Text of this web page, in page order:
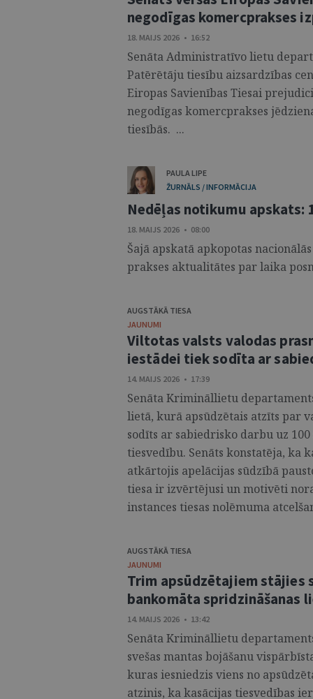
negodīgas komercprakses
18. MAIJS 2026 • 16:52
Senāta Administratīvo lietu
Patērētāju tiesību aizsardzības
Eiropas Savienības Tiesai
negodīgas komercprakses
tiesībās. ...
PAULA LIPE
ŽURNĀLS / INFORMĀCIJA
Nedēļas notikumu apskats:
18. MAIJS 2026 • 08:00
Šajā apskatā apkopotas
prakses aktualitātes par laika
AUGSTĀKĀ TIESA
JAUNUMI
Viltotas valsts valodas
iestādei tiek sodīta ar
14. MAIJS 2026 • 17:39
Senāta Krimināllietu
lietā, kurā apsūdzētais atzīts par
sodīts ar sabiedrisko darbu uz
tiesvedību. Senāts konstatēja, ka
atkārtojis apelācijas sūdzībā
tiesa ir izvērtējusi un motivēti
instances tiesas nolēmuma
AUGSTĀKĀ TIESA
JAUNUMI
Trim apsūdzētajiem stājies
bankomāta spridzināšanas
14. MAIJS 2026 • 13:42
Senāta Krimināllietu
svešas mantas bojāšanu
kuras iesniedzis viens no
atzinis, ka kasācijas tiesvedības